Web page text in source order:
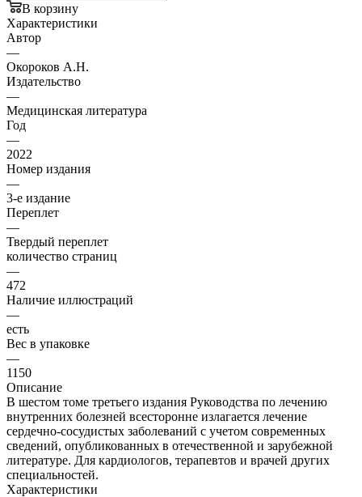
В корзину
Характеристики
Автор
—
Окороков А.Н.
Издательство
—
Медицинская литература
Год
—
2022
Номер издания
—
3-е издание
Переплет
—
Твердый переплет
количество страниц
—
472
Наличие иллюстраций
—
есть
Вес в упаковке
—
1150
Описание
В шестом томе третьего издания Руководства по лечению
внутренних болезней всесторонне излагается лечение
сердечно-сосудистых заболеваний с учетом современных
сведений, опубликованных в отечественной и зарубежной
литературе. Для кардиологов, терапевтов и врачей других
специальностей.
Характеристики